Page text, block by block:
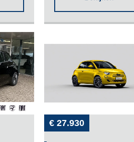
€ 27.930